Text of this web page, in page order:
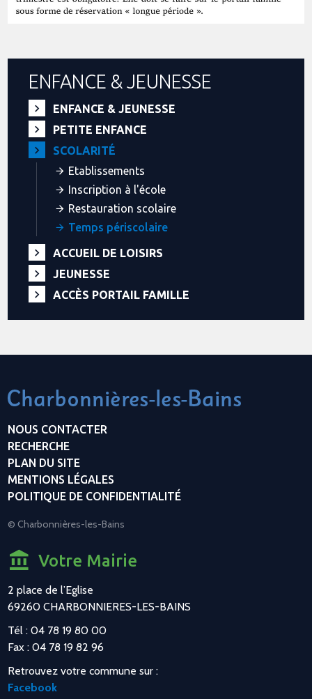
ENFANCE & JEUNESSE
ENFANCE & JEUNESSE
PETITE ENFANCE
SCOLARITÉ
Etablissements
Inscription à l'école
Restauration scolaire
Temps périscolaire
ACCUEIL DE LOISIRS
JEUNESSE
ACCÈS PORTAIL FAMILLE
NOUS CONTACTER
RECHERCHE
PLAN DU SITE
MENTIONS LÉGALES
POLITIQUE DE CONFIDENTIALITÉ
© Charbonnières-les-Bains
Votre Mairie
2 place de l’Eglise
69260 CHARBONNIERES-LES-BAINS
Tél : 04 78 19 80 00
Fax : 04 78 19 82 96
Retrouvez votre commune sur :
Facebook